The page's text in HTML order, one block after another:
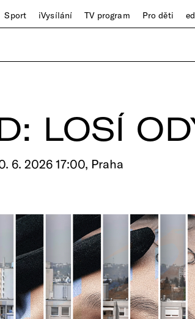
Sport iVysílání TV program Pro děti
LOSÍ
6. 2026 17:00, Praha